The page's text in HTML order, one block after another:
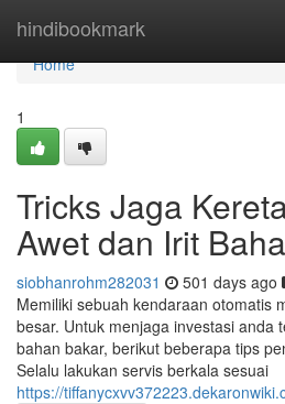
hindibookmark
Home
Home
1
Tricks Jaga
Awet dan Irit
siobhanrohm282031 501 days ago
Memiliki sebuah kendaraan otomatis
besar. Untuk menjaga investasi anda
bahan bakar, berikut beberapa tips
Selalu lakukan servis berkala sesuai
https://